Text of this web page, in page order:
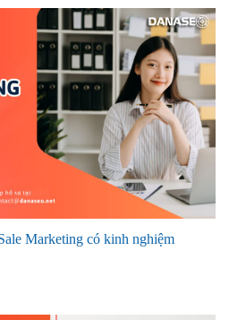
Marketing có kinh nghiệm